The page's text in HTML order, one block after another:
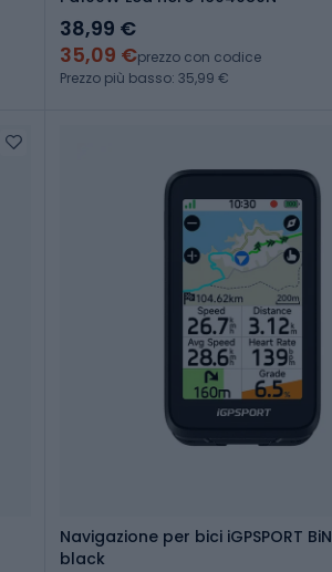
38,99 €
35,09 €prezzo con codice
Prezzo più basso: 35,99 €
Navigazione per bici iGPSPORT
black